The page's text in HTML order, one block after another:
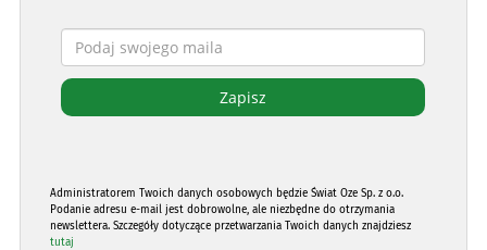
Administratorem Twoich danych osobowych będzie Świat Oze Sp. z o.o.
Podanie adresu e-mail jest dobrowolne, ale niezbędne do otrzymania
newslettera. Szczegóły dotyczące przetwarzania Twoich danych znajdziesz
tutaj